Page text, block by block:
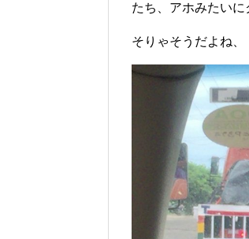
たち、アホみたいに
そりゃそうだよね、